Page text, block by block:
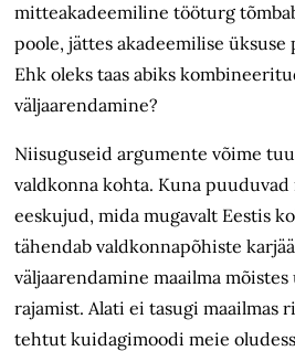
mitteakadeemiline tööturg
poole, jättes akadeemilise
Ehk oleks taas abiks
väljaarendamine?
Niisuguseid argumente võime
valdkonna kohta. Kuna puuduvad
eeskujud, mida mugavalt Eestis
tähendab valdkonnapõhiste
väljaarendamine maailma mõistes
rajamist. Alati ei tasugi maailmas
tehtut kuidagimoodi meie